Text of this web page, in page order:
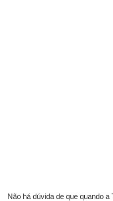
Não há dúvida de que quando a